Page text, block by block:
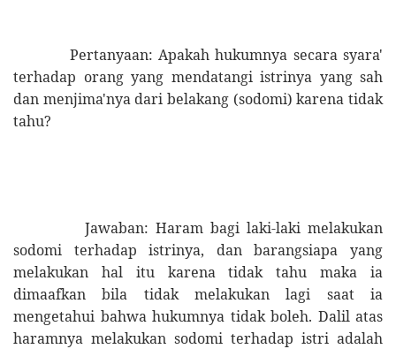
Pertanyaan: Apakah hukumnya secara syara'
terhadap orang yang mendatangi istrinya yang sah
dan menjima'nya dari belakang (sodomi) karena tidak
tahu?
Jawaban: Haram bagi laki-laki melakukan
sodomi terhadap istrinya, dan barangsiapa yang
melakukan hal itu karena tidak tahu maka ia
dimaafkan bila tidak melakukan lagi saat ia
mengetahui bahwa hukumnya tidak boleh. Dalil atas
haramnya melakukan sodomi terhadap istri adalah